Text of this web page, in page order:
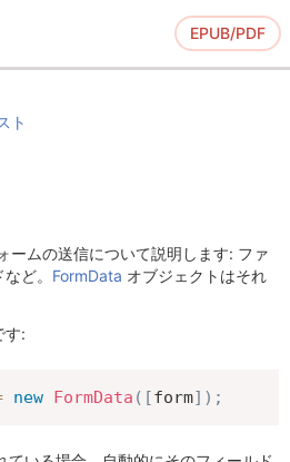
EPUB/PDF
ト
ームの送信について説明します: ファ
ど。 FormData オブジェクトはそれ
す:
new FormData ( [form] ) ;